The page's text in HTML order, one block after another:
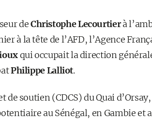
deChristophe Lecourtierà
à la tête de l’AFD, l’Agence
qui occupait la direction
Philippe Lalliot.
de soutien (CDCS) du Quai
au Sénégal, en Gambie et